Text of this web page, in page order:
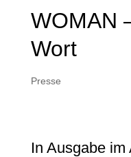
WOMAN
Wort
Presse
In Ausgabe